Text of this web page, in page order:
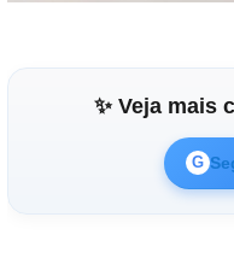
✨ Veja mais
G